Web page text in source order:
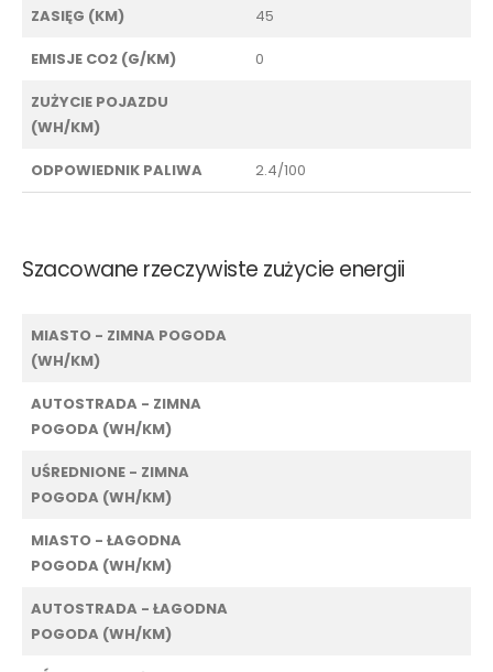
ZASIĘG (KM) 45
EMISJE CO2 (G/KM) 0
ZUŻYCIE POJAZDU
(WH/KM)
ODPOWIEDNIK PALIWA 2.4/100
Szacowane rzeczywiste zużycie energii
MIASTO - ZIMNA POGODA
(WH/KM)
AUTOSTRADA - ZIMNA
POGODA (WH/KM)
UŚREDNIONE - ZIMNA
POGODA (WH/KM)
MIASTO - ŁAGODNA
POGODA (WH/KM)
AUTOSTRADA - ŁAGODNA
POGODA (WH/KM)